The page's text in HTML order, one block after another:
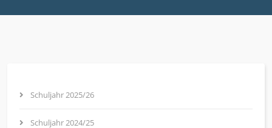
Schuljahr 2025/26
Schuljahr 2024/25